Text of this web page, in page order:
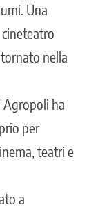
Una
nella
Agropoli ha
per
teatri e
a